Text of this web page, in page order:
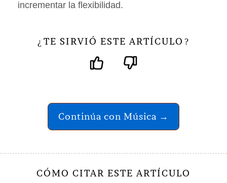
incrementar la flexibilidad.
¿ TE SIRVIÓ ESTE ARTÍCULO ?
Continúa con Música →
CÓMO CITAR ESTE ARTÍCULO